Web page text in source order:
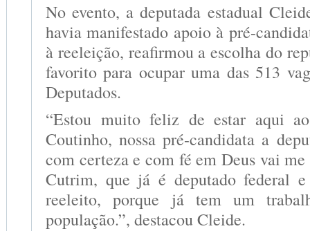
No evento, a deputada estadual
havia manifestado apoio à pré-
à reeleição, reafirmou a escolha do
favorito para ocupar uma das 513
Deputados.
“Estou muito feliz de estar aqui
Coutinho, nossa pré-candidata a
com certeza e com fé em Deus vai
Cutrim, que já é deputado federal
reeleito, porque já tem um
população.”, destacou Cleide.